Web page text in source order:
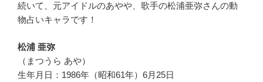
続いて、元アイドルのあやや、歌手の松浦亜弥さんの動
物占いキャラです！
松浦 亜弥
（まつうら あや）
生年月日：1986年（昭和61年）6月25日